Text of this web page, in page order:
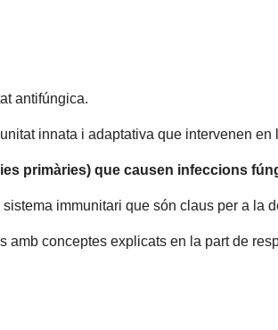
antifúngica.
innata i adaptativa que intervenen
primàries) que causen infeccions
immunitari que són claus per a la
conceptes explicats en la part de